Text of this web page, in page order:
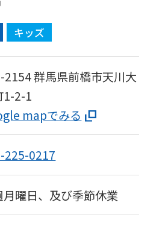
キッズ
2154群馬県前橋市天川大
1-2-1
mapでみる
225-0217
月曜日、及び季節休業